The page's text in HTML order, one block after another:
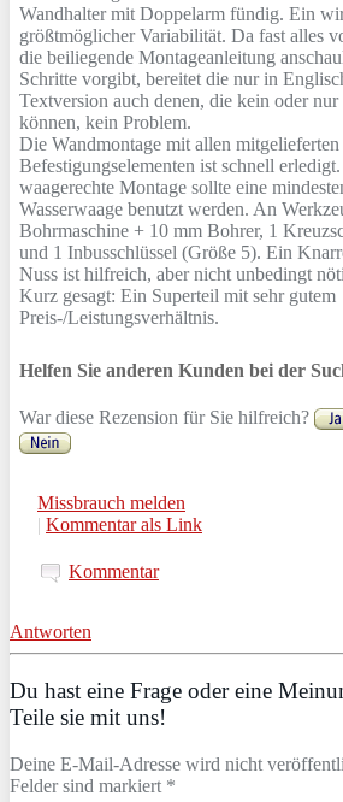
Wandhalter mit Doppelarm fündig. Ein
größtmöglicher Variabilität. Da fast alles
die beiliegende Montageanleitung
Schritte vorgibt, bereitet die nur in
Textversion auch denen, die kein oder
können, kein Problem.
Die Wandmontage mit allen
Befestigungselementen ist schnell
waagerechte Montage sollte eine
Wasserwaage benutzt werden. An
Bohrmaschine + 10 mm Bohrer, 1
und 1 Inbusschlüssel (Größe 5). Ein
Nuss ist hilfreich, aber nicht unbedingt
Kurz gesagt: Ein Superteil mit sehr gutem
Preis-/Leistungsverhältnis.
Helfen Sie anderen Kunden bei der
War diese Rezension für Sie hilfreich?
Missbrauch melden
| Kommentar als Link
Kommentar
Antworten
Du hast eine Frage oder eine
Teile sie mit uns!
Deine E-Mail-Adresse wird nicht
Felder sind markiert *